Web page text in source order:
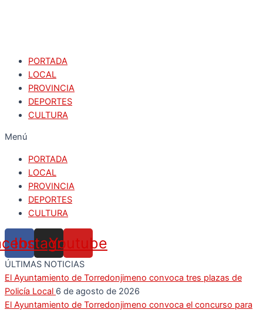
PORTADA
LOCAL
PROVINCIA
DEPORTES
CULTURA
Menú
PORTADA
LOCAL
PROVINCIA
DEPORTES
CULTURA
Instagram
Youtube
ÚLTIMAS NOTICIAS
El Ayuntamiento de Torredonjimeno convoca tres plazas de
Policía Local 6 de agosto de 2026
El Ayuntamiento de Torredonjimeno convoca el concurso para